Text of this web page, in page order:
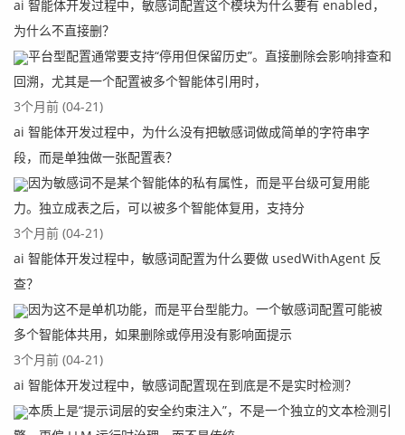
ai 智能体开发过程中，敏感词配置这个模块为什么要有 enabled，
为什么不直接删？
平台型配置通常要支持“停用但保留历史”。直接删除会影响排查和
回溯，尤其是一个配置被多个智能体引用时，
3个月前 (04-21)
ai 智能体开发过程中，为什么没有把敏感词做成简单的字符串字
段，而是单独做一张配置表？
因为敏感词不是某个智能体的私有属性，而是平台级可复用能
力。独立成表之后，可以被多个智能体复用，支持分
3个月前 (04-21)
ai 智能体开发过程中，敏感词配置为什么要做 usedWithAgent 反
查？
因为这不是单机功能，而是平台型能力。一个敏感词配置可能被
多个智能体共用，如果删除或停用没有影响面提示
3个月前 (04-21)
ai 智能体开发过程中，敏感词配置现在到底是不是实时检测？
本质上是“提示词层的安全约束注入”，不是一个独立的文本检测引